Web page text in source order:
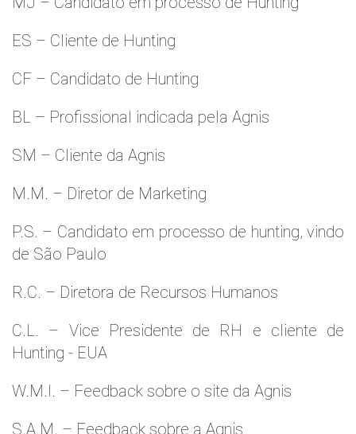
ES – Cliente de Hunting
CF – Candidato de Hunting
BL – Profissional indicada pela Agnis
SM – Cliente da Agnis
M.M. – Diretor de Marketing
P.S. – Candidato em processo de hunting, vindo
de São Paulo
R.C. – Diretora de Recursos Humanos
C.L. – Vice Presidente de RH e cliente de
Hunting - EUA
W.M.l. – Feedback sobre o site da Agnis
S.A.M. – Feedback sobre a Agnis